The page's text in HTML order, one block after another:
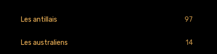
Les antillais 97
Les australiens 14